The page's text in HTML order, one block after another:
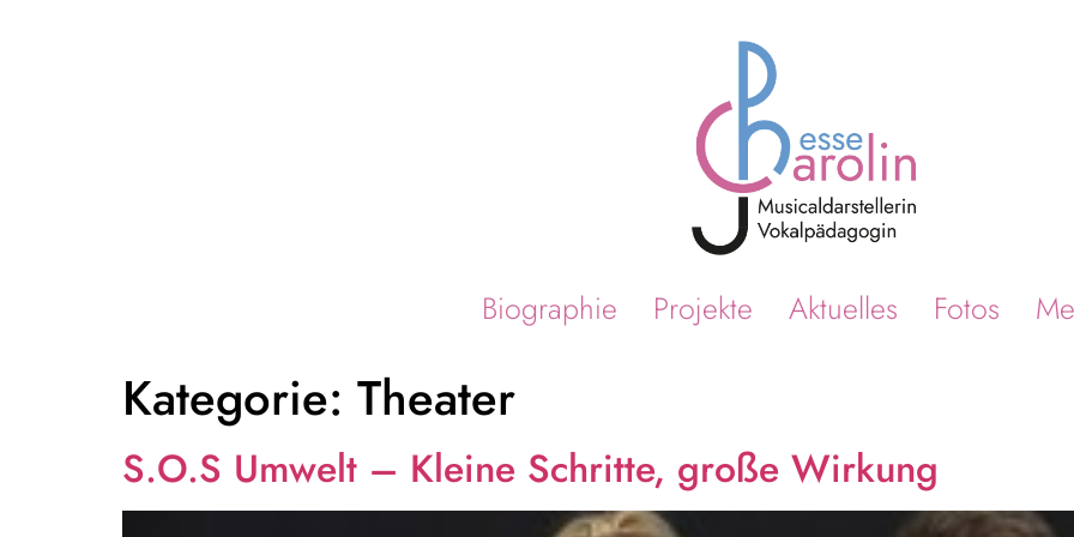
Biographie Projekte Aktuelles Fotos
Kategorie: Theater
S.O.S Umwelt – Kleine Schritte, große Wirkung